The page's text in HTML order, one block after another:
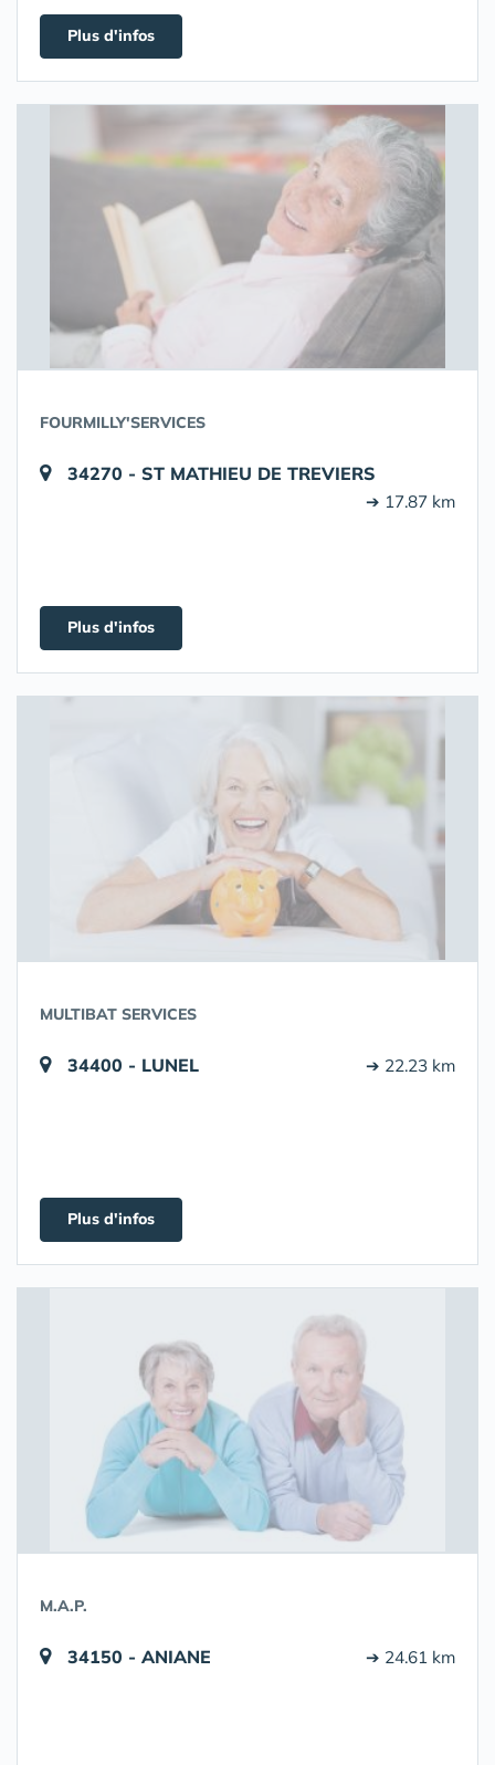
Plus d'infos
FOURMILLY'SERVICES
34270 - ST MATHIEU DE TREVIERS
➔ 17.87 km
Plus d'infos
MULTIBAT SERVICES
34400 - LUNEL ➔ 22.23 km
Plus d'infos
M.A.P.
34150 - ANIANE ➔ 24.61 km